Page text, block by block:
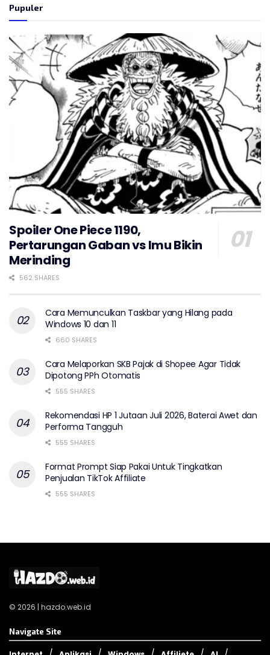
Pupuler
Spoiler One Piece 1190,
Pertarungan Gaban vs Imu Bikin
Merinding
562 SHARES
Cara Memunculkan Taskbar yang Hilang pada
Windows 10 dan 11
660 SHARES
Cara Melaporkan SKB Pajak di Shopee Agar Tidak
Dipotong PPh Otomatis
555 SHARES
Rekomendasi HP 1 Jutaan Juli 2026, Baterai Awet dan
Performa Tangguh
555 SHARES
Format Prompt Siap Pakai Untuk Tingkatkan
Penjualan TikTok Affiliate
555 SHARES
© 2026 | hazdo.web.id
Navigate Site